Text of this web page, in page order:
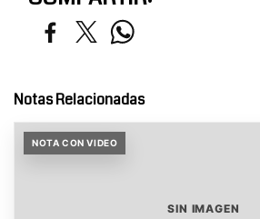
Notas Relacionadas
NOTA CON VIDEO
SIN IMAGEN